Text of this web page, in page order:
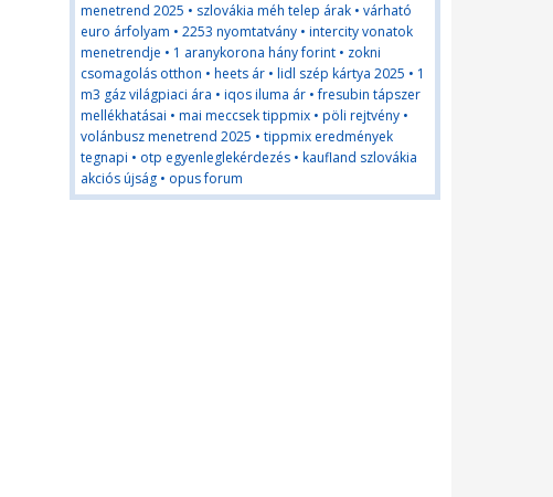
menetrend 2025 • szlovákia méh telep árak • várható
euro árfolyam • 2253 nyomtatvány • intercity vonatok
menetrendje • 1 aranykorona hány forint • zokni
csomagolás otthon • heets ár • lidl szép kártya 2025 • 1
m3 gáz világpiaci ára • iqos iluma ár •fresubin tápszer
mellékhatásai • mai meccsek tippmix • pöli rejtvény •
volánbusz menetrend 2025 • tippmix eredmények
tegnapi • otp egyenleglekérdezés • kaufland szlovákia
akciós újság • opus forum